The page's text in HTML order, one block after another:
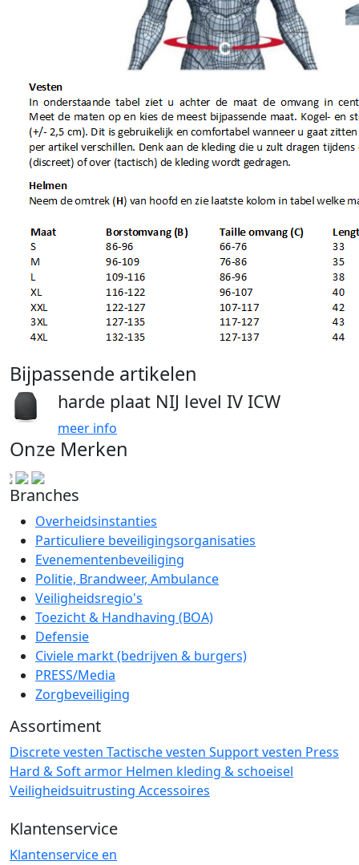
Bijpassende artikelen
harde plaat NIJ level IV ICW
meer info
Onze Merken
Branches
Overheidsinstanties
Particuliere beveiligingsorganisaties
Evenementenbeveiliging
Politie, Brandweer, Ambulance
Veiligheidsregio's
Toezicht & Handhaving (BOA)
Defensie
Civiele markt (bedrijven & burgers)
PRESS/Media
Zorgbeveiliging
Assortiment
Discrete vesten Tactische vesten Support vesten Press
Hard & Soft armor Helmen kleding & schoeisel
Veiligheidsuitrusting Accessoires
Klantenservice
Klantenservice en